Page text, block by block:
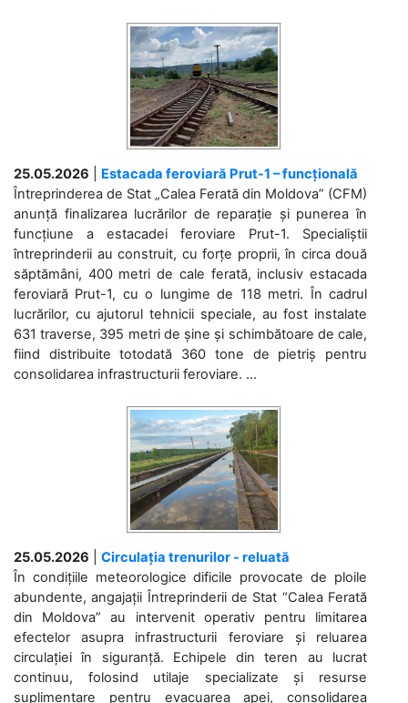
25.05.2026
Estacada feroviară Prut-1 – funcțională
Întreprinderea de Stat „Calea Ferată din Moldova” (CFM)
anunță finalizarea lucrărilor de reparație și punerea în
funcțiune a estacadei feroviare Prut-1. Specialiștii
întreprinderii au construit, cu forțe proprii, în circa două
săptămâni, 400 metri de cale ferată, inclusiv estacada
feroviară Prut-1, cu o lungime de 118 metri. În cadrul
lucrărilor, cu ajutorul tehnicii speciale, au fost instalate
631 traverse, 395 metri de șine și schimbătoare de cale,
fiind distribuite totodată 360 tone de pietriș pentru
consolidarea infrastructurii feroviare. ...
25.05.2026
Circulația trenurilor - reluată
În condițiile meteorologice dificile provocate de ploile
abundente, angajații Întreprinderii de Stat “Calea Ferată
din Moldova” au intervenit operativ pentru limitarea
efectelor asupra infrastructurii feroviare și reluarea
circulației în siguranță. Echipele din teren au lucrat
continuu, folosind utilaje specializate și resurse
suplimentare pentru evacuarea apei, consolidarea